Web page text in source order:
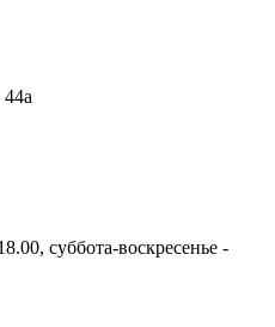
суббота-воскресенье -